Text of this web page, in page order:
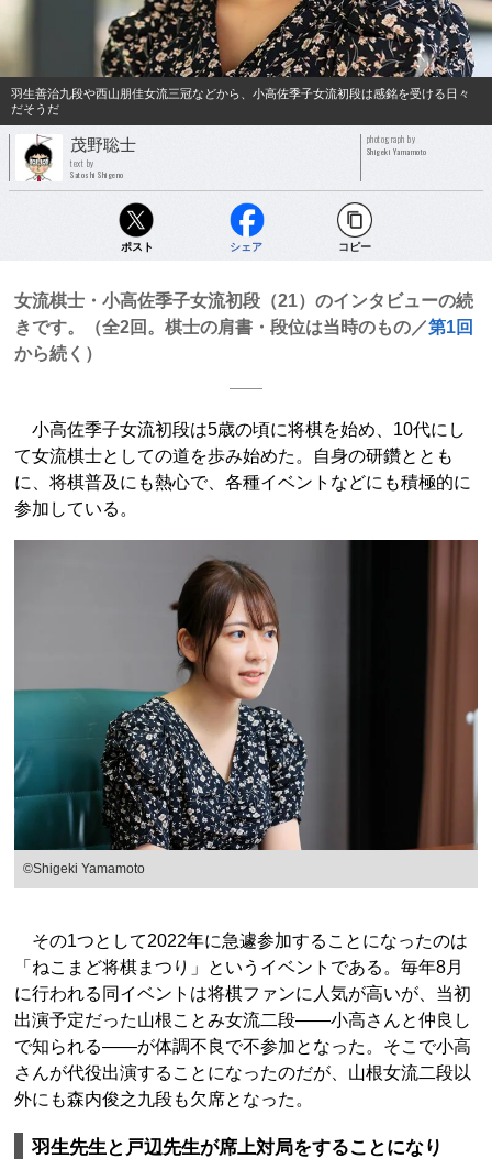
羽生善治九段や西山朋佳女流三冠などから、小高佐季子女流初段は感銘を受ける日々
だそうだ
茂野聡士
text by
Satoshi Shigeno
photograph by
Shigeki Yamamoto
ポスト シェア コピー
女流棋士・小高佐季子女流初段（21）のインタビューの続
きです。（全2回。棋士の肩書・段位は当時のもの／第1回
から続く）
小高佐季子女流初段は5歳の頃に将棋を始め、10代にし
て女流棋士としての道を歩み始めた。自身の研鑽ととも
に、将棋普及にも熱心で、各種イベントなどにも積極的に
参加している。
©Shigeki Yamamoto
その1つとして2022年に急遽参加することになったのは
「ねこまど将棋まつり」というイベントである。毎年8月
に行われる同イベントは将棋ファンに人気が高いが、当初
出演予定だった山根ことみ女流二段――小高さんと仲良し
で知られる――が体調不良で不参加となった。そこで小高
さんが代役出演することになったのだが、山根女流二段以
外にも森内俊之九段も欠席となった。
羽生先生と戸辺先生が席上対局をすることになり